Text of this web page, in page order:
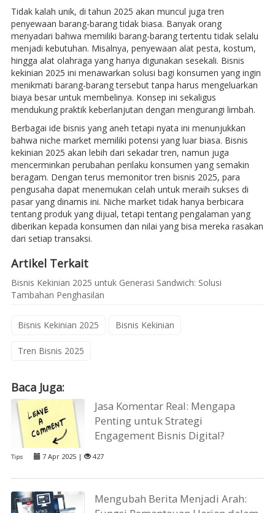
Tidak kalah unik, di tahun 2025 akan muncul juga tren
penyewaan barang-barang tidak biasa. Banyak orang
menyadari bahwa memiliki barang-barang tertentu tidak selalu
menjadi kebutuhan. Misalnya, penyewaan alat pesta, kostum,
hingga alat olahraga yang hanya digunakan sesekali. Bisnis
kekinian 2025 ini menawarkan solusi bagi konsumen yang ingin
menikmati barang-barang tersebut tanpa harus mengeluarkan
biaya besar untuk membelinya. Konsep ini sekaligus
mendukung praktik keberlanjutan dengan mengurangi limbah.
Berbagai ide bisnis yang aneh tetapi nyata ini menunjukkan
bahwa niche market memiliki potensi yang luar biasa. Bisnis
kekinian 2025 akan lebih dari sekadar tren, namun juga
mencerminkan perubahan perilaku konsumen yang semakin
beragam. Dengan terus memonitor tren bisnis 2025, para
pengusaha dapat menemukan celah untuk meraih sukses di
pasar yang dinamis ini. Niche market tidak hanya berbicara
tentang produk yang dijual, tetapi tentang pengalaman yang
diberikan kepada konsumen dan nilai yang bisa mereka rasakan
dari setiap transaksi.
Artikel Terkait
Bisnis Kekinian 2025 untuk Generasi Sandwich: Solusi
Tambahan Penghasilan
Bisnis Kekinian 2025 Bisnis Kekinian
Tren Bisnis 2025
Baca Juga:
Jasa Komentar Real: Mengapa
Penting untuk Strategi
Engagement Bisnis Digital?
Tips 7 Apr 2025 | 427
Mengubah Berita Menjadi Arah: